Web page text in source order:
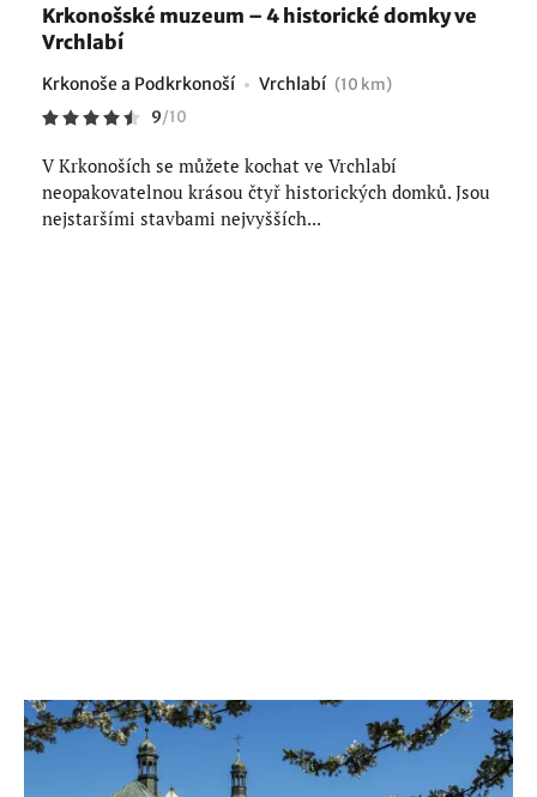
Krkonošské muzeum – 4 historické domky ve
Vrchlabí
Krkonoše a Podkrkonoší Vrchlabí (10 km)
9/10
V Krkonoších se můžete kochat ve Vrchlabí
neopakovatelnou krásou čtyř historických domků. Jsou
nejstaršími stavbami nejvyšších...